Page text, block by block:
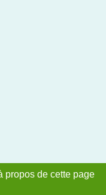
propos de cette page